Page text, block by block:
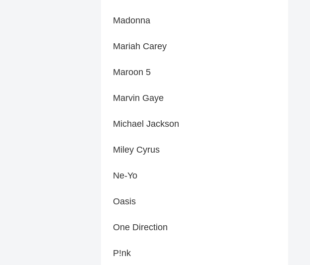
Madonna
Mariah Carey
Maroon 5
Marvin Gaye
Michael Jackson
Miley Cyrus
Ne-Yo
Oasis
One Direction
P!nk